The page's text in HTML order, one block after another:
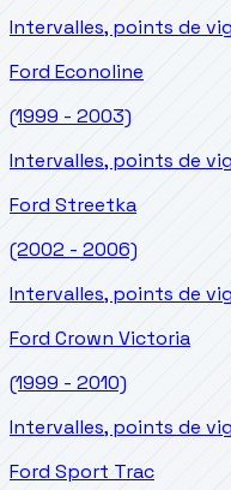
Intervalles, points de
Ford Econoline
(1999 - 2003)
Intervalles, points de
Ford Streetka
(2002 - 2006)
Intervalles, points de
Ford Crown Victoria
(1999 - 2010)
Intervalles, points de
Ford Sport Trac